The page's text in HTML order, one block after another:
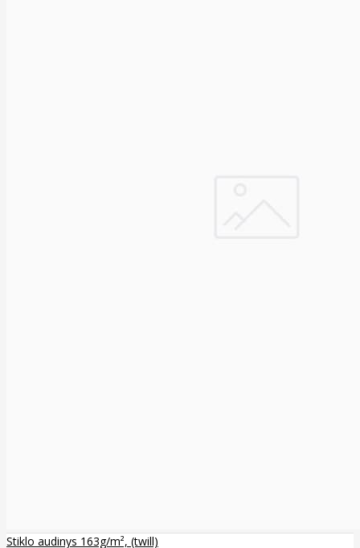
Stiklo audinys 163g/m², (twill)